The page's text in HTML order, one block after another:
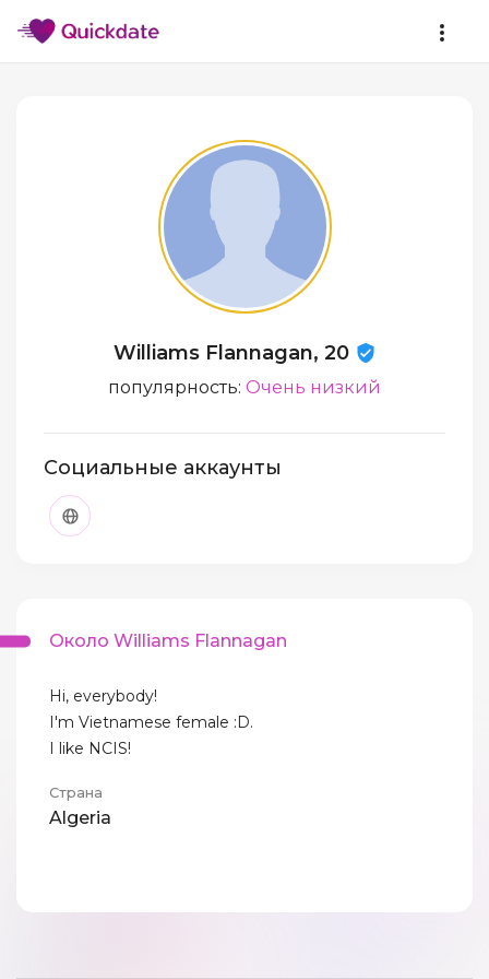
Williams Flannagan, 20
популярность: Очень низкий
Социальные аккаунты
Около Williams Flannagan
Hi, everybody!
I'm Vietnamese female :D.
I like NCIS!
Страна
Algeria